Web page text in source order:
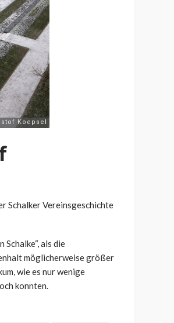
Schalker Vereinsgeschichte
als die
möglicherweise größer
wie es nur wenige
konnten.